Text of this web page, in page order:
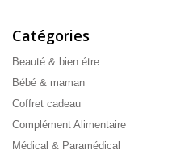
Catégories
Beauté & bien étre
Bébé & maman
Coffret cadeau
Complément Alimentaire
Médical & Paramédical